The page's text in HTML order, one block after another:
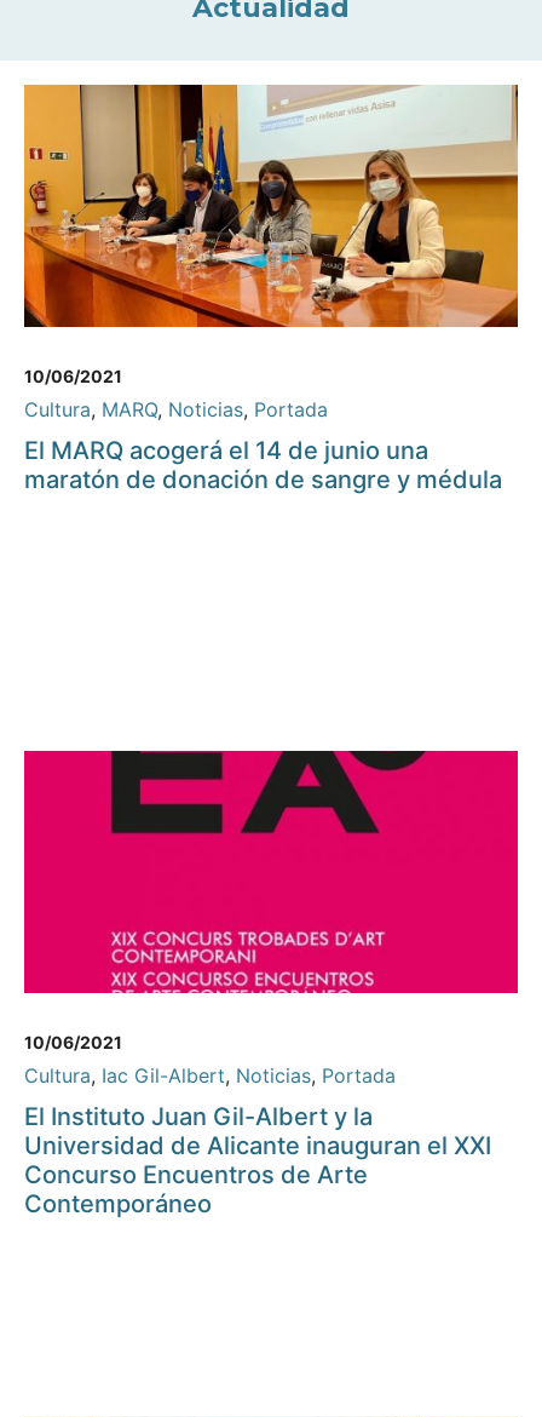
Actualidad
10/06/2021
Cultura, MARQ, Noticias, Portada
El MARQ acogerá el 14 de junio una
maratón de donación de sangre y médula
10/06/2021
Cultura, Iac Gil-Albert, Noticias, Portada
El Instituto Juan Gil-Albert y la
Universidad de Alicante inauguran el XXI
Concurso Encuentros de Arte
Contemporáneo